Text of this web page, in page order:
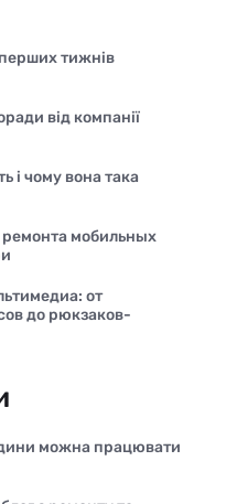
тижнів
від компанії
і чому вона така
мобильных
от
до рюкзаков-
можна працювати